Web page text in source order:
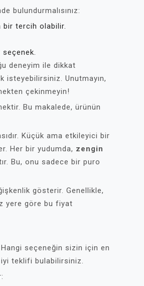
bulundurmalısınız:
bir tercih olabilir.
deneyim ile dikkat
isteyebilirsiniz. Unutmayın,
çekinmeyin!
Bu makalede, ürünün
Küçük ama etkileyici bir
Her bir yudumda, zengin
Bu, onu sadece bir puro
gösterir. Genellikle,
yere göre bu fiyat
Hangi seçeneğin sizin için en
iyi teklifi bulabilirsiniz.